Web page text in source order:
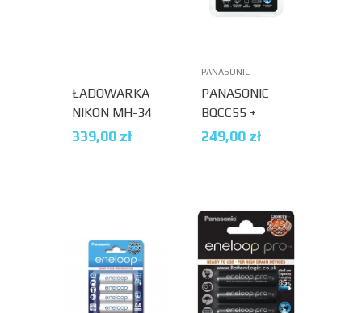
ŁADOWARKA
NIKON MH-34
339,00 zł
PANASONIC
PANASONIC
BQCC55 +
ENELOOP PRO
249,00 zł